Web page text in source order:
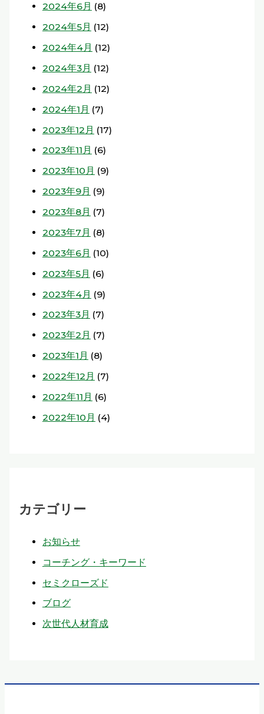
2024年6月 (8)
2024年5月 (12)
2024年4月 (12)
2024年3月 (12)
2024年2月 (12)
2024年1月 (7)
2023年12月 (17)
2023年11月 (6)
2023年10月 (9)
2023年9月 (9)
2023年8月 (7)
2023年7月 (8)
2023年6月 (10)
2023年5月 (6)
2023年4月 (9)
2023年3月 (7)
2023年2月 (7)
2023年1月 (8)
2022年12月 (7)
2022年11月 (6)
2022年10月 (4)
カテゴリー
お知らせ
コーチング・キーワード
セミクローズド
ブログ
次世代人材育成